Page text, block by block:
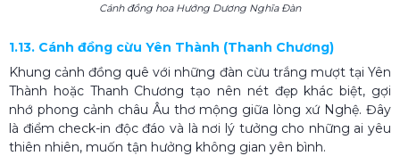
Cánh đồng hoa Hướng Dương Nghĩa Đàn
1.13. Cánh đồng cừu Yên Thành (Thanh Chương)
Khung cảnh đồng quê với những đàn cừu trắng mượt tại Yên
Thành hoặc Thanh Chương tạo nên nét đẹp khác biệt, gợi
nhớ phong cảnh châu Âu thơ mộng giữa lòng xứ Nghệ. Đây
là điểm check-in độc đáo và là nơi lý tưởng cho những ai yêu
thiên nhiên, muốn tận hưởng không gian yên bình.